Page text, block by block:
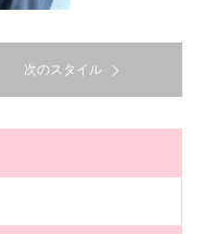
次のスタイル